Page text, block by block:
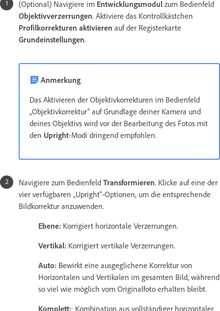
(Optional) Navigiere im Entwicklungsmodul zum Bedienfeld
Objektivverzerrungen. Aktiviere das Kontrollkästchen
Profilkorrekturen aktivieren auf der Registerkarte
Grundeinstellungen.
Anmerkung
Das Aktivieren der Objektivkorrekturen im Bedienfeld
„Objektivkorrektur“ auf Grundlage deiner Kamera und
deines Objektivs wird vor der Bearbeitung des Fotos mit
den Upright-Modi dringend empfohlen.
Navigiere zum Bedienfeld Transformieren. Klicke auf eine der
vier verfügbaren „Upright“-Optionen, um die entsprechende
Bildkorrektur anzuwenden.
Ebene: Korrigiert horizontale Verzerrungen.
Vertikal: Korrigiert vertikale Verzerrungen.
Auto: Bewirkt eine ausgeglichene Korrektur von
Horizontalen und Vertikalen im gesamten Bild, während
so viel wie möglich vom Originalfoto erhalten bleibt.
Komplett:: Kombination aus vollständiger horizontaler,